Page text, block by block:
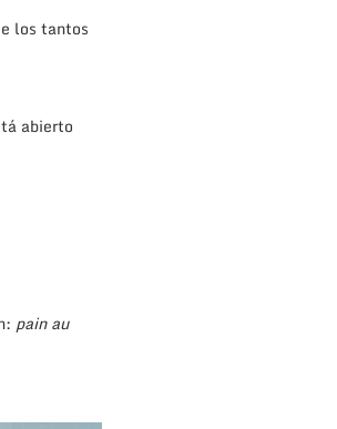
los tantos
abierto
pain au